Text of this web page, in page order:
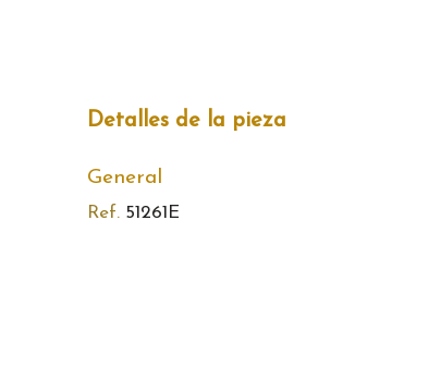
Detalles de la pieza
General
Ref. 51261E